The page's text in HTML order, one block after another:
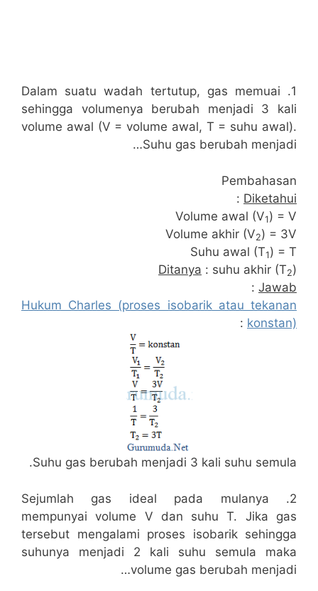
1. Dalam suatu wadah tertutup, gas memuai
sehingga volumenya berubah menjadi 3 kali
volume awal (V = volume awal, T = suhu awal).
Suhu gas berubah menjadi…
Pembahasan
Diketahui
:
Volume awal (V1) = V
Volume akhir (V2) = 3V
Suhu awal (T1) = T
Ditanya : suhu akhir (T2)
Jawab
:
Hukum Charles (proses isobarik atau tekanan
konstan)
:
Suhu gas berubah menjadi 3 kali suhu semula.
2. Sejumlah gas ideal pada mulanya
mempunyai volume V dan suhu T. Jika gas
tersebut mengalami proses isobarik sehingga
suhunya menjadi 2 kali suhu semula maka
volume gas berubah menjadi…